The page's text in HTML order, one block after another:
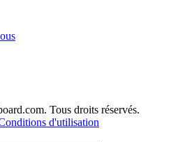
Tous droits réservés.
d'utilisation